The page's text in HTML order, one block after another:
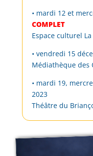
• mardi 12 et
COMPLET
Espace culturel
• vendredi 15
Médiathèque des
• mardi 19,
2023
Théâtre du